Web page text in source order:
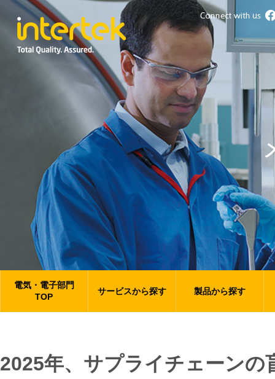
電気・電子部門
TOP
サービスから探す 製品から探す
2025年、サプライチェーンの